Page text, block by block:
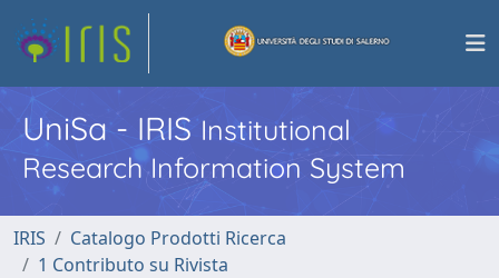
UniSa - IRISInstitutional
Research Information System
IRIS
Catalogo Prodotti Ricerca
1 Contributo su Rivista